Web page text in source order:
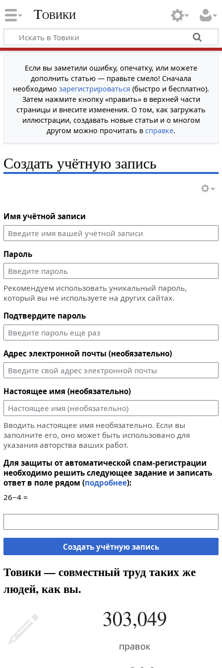
Товики
Если вы заметили ошибку, опечатку, или можете
дополнить статью — правьте смело! Сначала
необходимо зарегистрироваться (быстро и бесплатно).
Затем нажмите кнопку «править» в верхней части
страницы и внесите изменения. О том, как загружать
иллюстрации, создавать новые статьи и о многом
другом можно прочитать в справке.
Создать учётную запись
Имя учётной записи
Пароль
Рекомендуем использовать уникальный пароль,
который вы не используете на других сайтах.
Подтвердите пароль
Адрес электронной почты (необязательно)
Настоящее имя (необязательно)
Вводить настоящее имя необязательно. Если вы
заполните его, оно может быть использовано для
указания авторства ваших работ.
Для защиты от автоматической спам-регистрации
необходимо решить следующее задание и записать
ответ в поле рядом (подробнее):
26−4 =
Создать учётную запись
Товики — совместный труд таких же
людей, как вы.
303,049
правок